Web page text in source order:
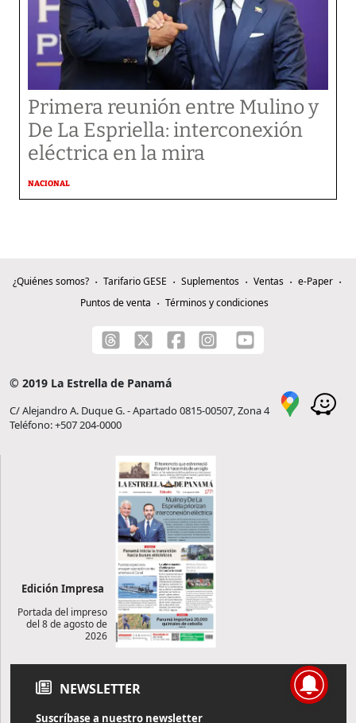
Primera reunión entre Mulino y
De La Espriella: interconexión
eléctrica en la mira
NACIONAL
¿Quiénes somos? Tarifario GESE Suplementos Ventas
e-Paper
Puntos de venta
Términos y condiciones
© 2019 La Estrella de Panamá
C/ Alejandro A. Duque G. - Apartado 0815-00507, Zona 4
Teléfono: +507 204-0000
Edición Impresa
Portada del impreso
del 8 de agosto de
2026
NEWSLETTER
Suscríbase a nuestro newsletter